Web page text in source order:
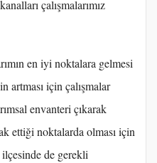
çalışmalarımız
en iyi noktalara gelmesi
artması için çalışmalar
envanteri çıkarak
ettiği noktalarda olması için
ilçesinde de gerekli